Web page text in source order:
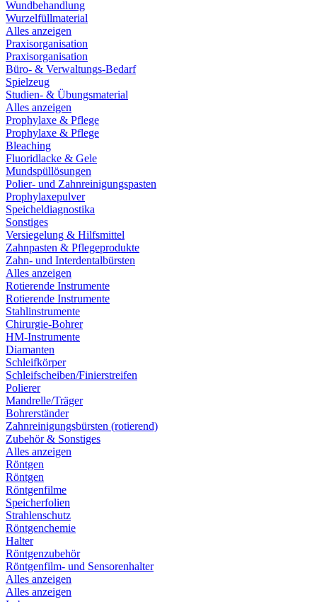
Wundbehandlung
Wurzelfüllmaterial
Alles anzeigen
Praxisorganisation
Praxisorganisation
Büro- & Verwaltungs-Bedarf
Spielzeug
Studien- & Übungsmaterial
Alles anzeigen
Prophylaxe & Pflege
Prophylaxe & Pflege
Bleaching
Fluoridlacke & Gele
Mundspüllösungen
Polier- und Zahnreinigungspasten
Prophylaxepulver
Speicheldiagnostika
Sonstiges
Versiegelung & Hilfsmittel
Zahnpasten & Pflegeprodukte
Zahn- und Interdentalbürsten
Alles anzeigen
Rotierende Instrumente
Rotierende Instrumente
Stahlinstrumente
Chirurgie-Bohrer
HM-Instrumente
Diamanten
Schleifkörper
Schleifscheiben/Finierstreifen
Polierer
Mandrelle/Träger
Bohrerständer
Zahnreinigungsbürsten (rotierend)
Zubehör & Sonstiges
Alles anzeigen
Röntgen
Röntgen
Röntgenfilme
Speicherfolien
Strahlenschutz
Röntgenchemie
Halter
Röntgenzubehör
Röntgenfilm- und Sensorenhalter
Alles anzeigen
Alles anzeigen